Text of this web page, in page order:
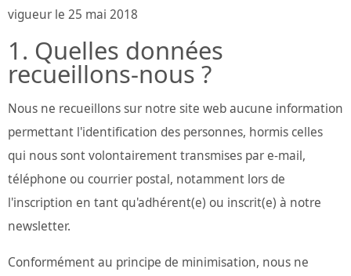
vigueur le 25 mai 2018
Quelles données
recueillons-nous ?
Nous ne recueillons sur notre site web aucune information
permettant l'identification des personnes, hormis celles
qui nous sont volontairement transmises par e-mail,
téléphone ou courrier postal, notamment lors de
l'inscription en tant qu'adhérent(e) ou inscrit(e) à notre
newsletter.
Conformément au principe de minimisation, nous ne